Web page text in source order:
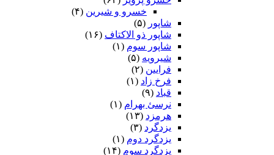
خسرو و شیرین (۴)
شاپور (۵)
شاپور ذو الاکتاف (۱۶)
شاپور سوم‏ (۱)
شیرویه (۵)
فرایین (۲)
فرخ زاد (۱)
قباد (۹)
نرسئ بهرام‏ (۱)
هرمزد (۱۳)
یزدگرد (۳)
یزدگرد دوم (۱)
یزدگرد سوم (۱۴)